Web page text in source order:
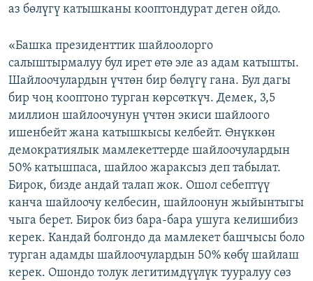
аз бөлүгү катышканы кооптондурат деген ойдо.
«Башка президенттик шайлоолорго
салыштырмалуу бул ирет өтө эле аз адам катышты.
Шайлоочулардын үчтөн бир бөлүгү гана. Бул дагы
бир чоң кооптоно турган көрсөткүч. Демек, 3,5
миллион шайлоочунун үчтөн экиси шайлоого
ишенбейт жана катышкысы келбейт. Өнүккөн
демократиялык мамлекеттерде шайлоочулардын
50% катышпаса, шайлоо жараксыз деп табылат.
Бирок, бизде андай талап жок. Ошол себептүү
канча шайлоочу келбесин, шайлоонун жыйынтыгы
чыга берет. Бирок биз бара-бара ушуга келишибиз
керек. Кандай болгондо да мамлекет башчысы боло
турган адамды шайлоочулардын 50% көбү шайлаш
керек. Ошондо толук легитимдүүлүк тууралуу сөз